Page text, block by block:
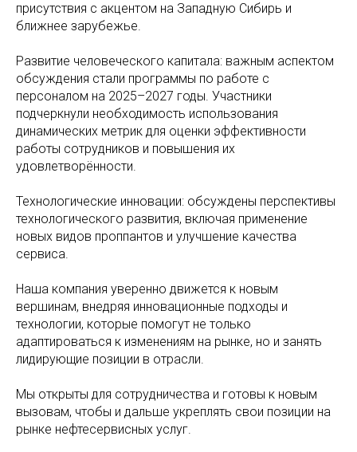
присутствия с акцентом на Западную Сибирь и
ближнее зарубежье.
Развитие человеческого капитала: важным аспектом
обсуждения стали программы по работе с
персоналом на 2025–2027 годы. Участники
подчеркнули необходимость использования
динамических метрик для оценки эффективности
работы сотрудников и повышения их
удовлетворённости.
Технологические инновации: обсуждены перспективы
технологического развития, включая применение
новых видов проппантов и улучшение качества
сервиса.
Наша компания уверенно движется к новым
вершинам, внедряя инновационные подходы и
технологии, которые помогут не только
адаптироваться к изменениям на рынке, но и занять
лидирующие позиции в отрасли.
Мы открыты для сотрудничества и готовы к новым
вызовам, чтобы и дальше укреплять свои позиции на
рынке нефтесервисных услуг.